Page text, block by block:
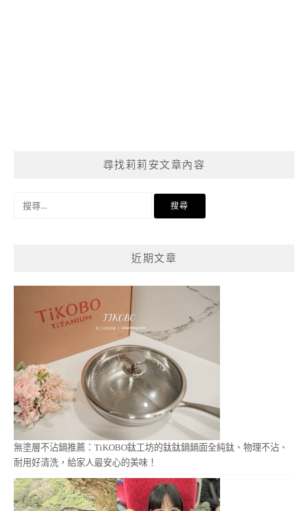
尋找莉莉安文章內容
近期文章
無塗層不沾鍋推薦：TiKOBO鈦工坊的鈦鈦鍋鍋面全純鈦、物理不沾、
耐用好清洗，給家人最安心的美味！